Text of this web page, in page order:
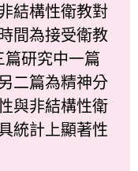
構性衛教對
間為接受衛教
篇研究中一篇
二篇為精神分
與非結構性衛
統計上顯著性